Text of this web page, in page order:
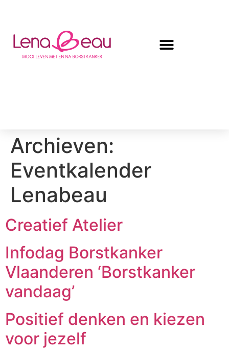
Archieven:
Eventkalender
Lenabeau
Creatief Atelier
Infodag Borstkanker
Vlaanderen ‘Borstkanker
vandaag’
Positief denken en kiezen
voor jezelf